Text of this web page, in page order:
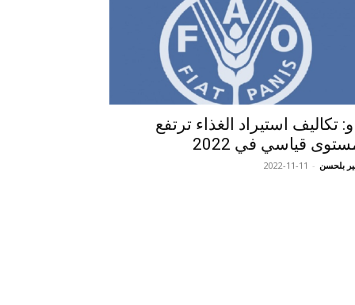
تكاليف استيراد الغذاء ترتفع
قياسي في 2022
بلحسن -
2022-11-11